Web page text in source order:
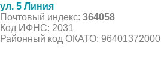
ул. 5 Линия
Почтовый индекс: 364058
Код ИФНС: 2031
Районный код ОКАТО: 96401372000